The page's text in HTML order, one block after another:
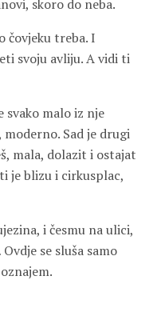
skoro do neba.
čovjeku treba. I
svoju avliju. A vidi ti
svako malo iz nje
Sad je drugi
mala, dolazit i ostajat
je blizu i cirkusplac,
i česmu na ulici,
se sluša samo